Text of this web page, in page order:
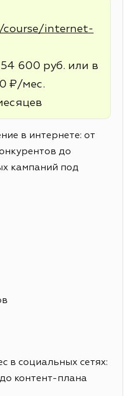
internet-
600 руб. или в
₽/мес.
в интернете: от
до
кампаний под
в социальных сетях:
контент-плана